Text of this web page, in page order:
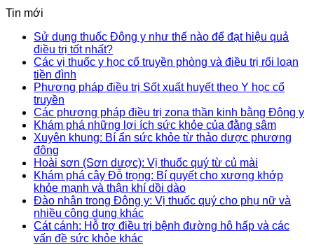
Tin mới
Sử dụng thuốc Đông y như thế nào để đạt hiệu quả
điều trị tốt nhất?
Các vị thuốc y học cổ truyền phòng và điều trị rối loạn
tiền đình
Phương pháp điều trị Sốt xuất huyết theo Y học cổ
truyền
Các phương pháp điều trị zona thần kinh bằng Đông y
Khám phá những lợi ích sức khỏe của đằng sâm
Xuyên khung: Bí ẩn sức khỏe từ thảo dược phương
đông
Hoài sơn (Sơn dược): Vị thuốc quý từ củ mài
Khám phá cây Đỗ trọng: Bí quyết cho xương khớp
khỏe mạnh và thận khí dồi dào
Đào nhân trong Đông y: Vị thuốc quý cho phụ nữ và
nhiều công dụng khác
Cát cánh: Hỗ trợ điều trị bệnh đường hô hấp và các
vấn đề sức khỏe khác